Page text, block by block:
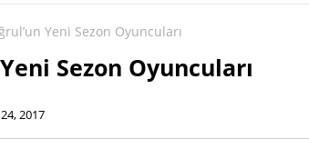
Yeni Sezon Oyuncuları
Sezon Oyuncuları
2017